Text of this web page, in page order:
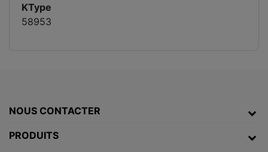
KType
58953
NOUS CONTACTER
PRODUITS